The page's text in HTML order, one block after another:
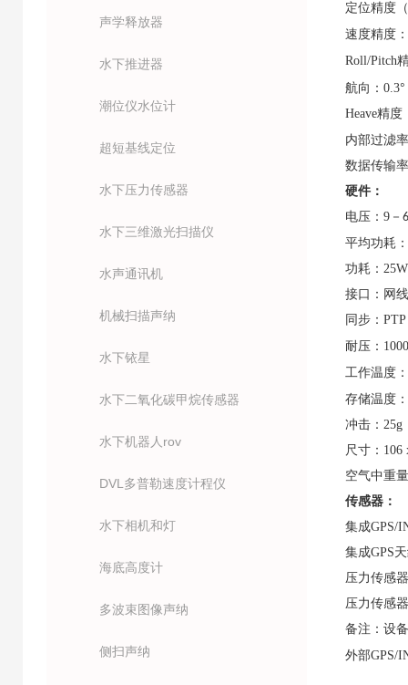
声学释放器
水下推进器
潮位仪水位计
超短基线定位
水下压力传感器
水下三维激光扫描仪
水声通讯机
机械扫描声纳
水下铱星
水下二氧化碳甲烷传感器
水下机器人rov
DVL多普勒速度计程仪
水下相机和灯
海底高度计
多波束图像声纳
侧扫声纳
定位精度（
速度精度：
Roll/Pitch
航向： 0.3°
Heave精度
内部过滤
数据传输
硬件：
电压： 9 －
平均功耗：
功耗： 25W
接口：网线
同步： PTP
耐压：
工作温度：
存储温度：
冲击： 25g
尺寸： 106
空气中重
传感器：
集成GPS/
集成GPS
压力传感
压力传感
备注：设
外部GPS/